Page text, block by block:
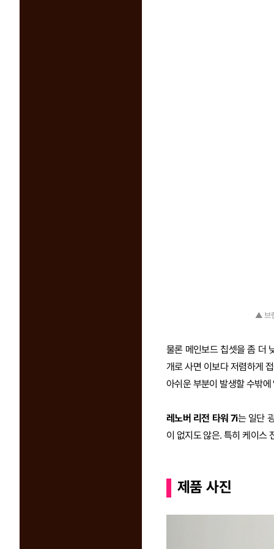
▲ 브
물론 메인보드 칩셋을 좀 더
개로 사면 이보다 저렴하게
아쉬운 부분이 발생할 수밖에
레노버 리전 타워 7i는 일단
이 없지도 않은. 특히 케이스
제품 사진